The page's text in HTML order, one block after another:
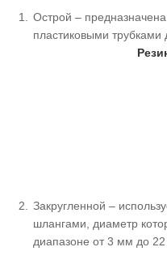
Острой –
пластиковыми
Закругленной –
шлангами, диаметр
диапазоне от 3 мм до